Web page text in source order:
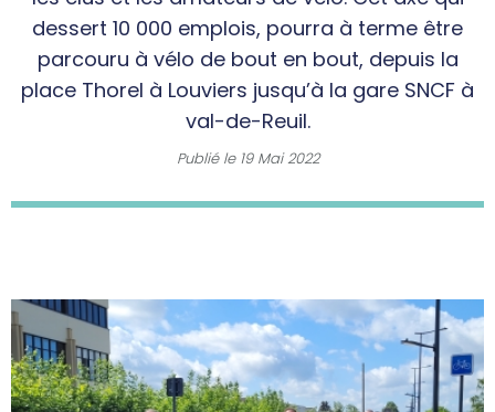
dessert 10 000 emplois, pourra à terme être
parcouru à vélo de bout en bout, depuis la
place Thorel à Louviers jusqu’à la gare SNCF à
val-de-Reuil.
Publié le 19 Mai 2022